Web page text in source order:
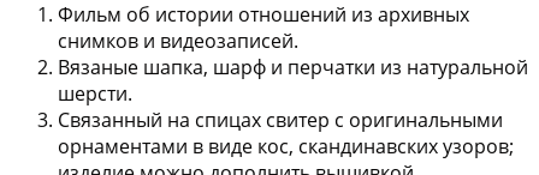
Фильм об истории отношений из архивных
снимков и видеозаписей.
Вязаные шапка, шарф и перчатки из натуральной
шерсти.
Связанный на спицах свитер с оригинальными
орнаментами в виде кос, скандинавских узоров;